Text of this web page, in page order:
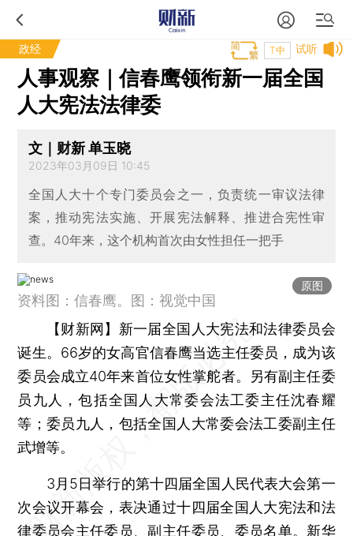
政经 试听
T中
人事观察｜信春鹰领衔新一届全国
人大宪法法律委
文｜财新 单玉晓
2023年03月09日 10:45
全国人大十个专门委员会之一，负责统一审议法律
案，推动宪法实施、开展宪法解释、推进合宪性审
查。40年来，这个机构首次由女性担任一把手
原图
资料图：信春鹰。图：视觉中国
【财新网】 新一届全国人大宪法和法律委员会
诞生。66岁的女高官信春鹰当选主任委员，成为该
委员会成立40年来首位女性掌舵者。另有副主任委
员九人，包括全国人大常委会法工委主任沈春耀
等；委员九人，包括全国人大常委会法工委副主任
武增等。
3月5日举行的第十四届全国人民代表大会第一
次会议开幕会，表决通过十四届全国人大宪法和法
律委员会主任委员、副主任委员、委员名单。新华